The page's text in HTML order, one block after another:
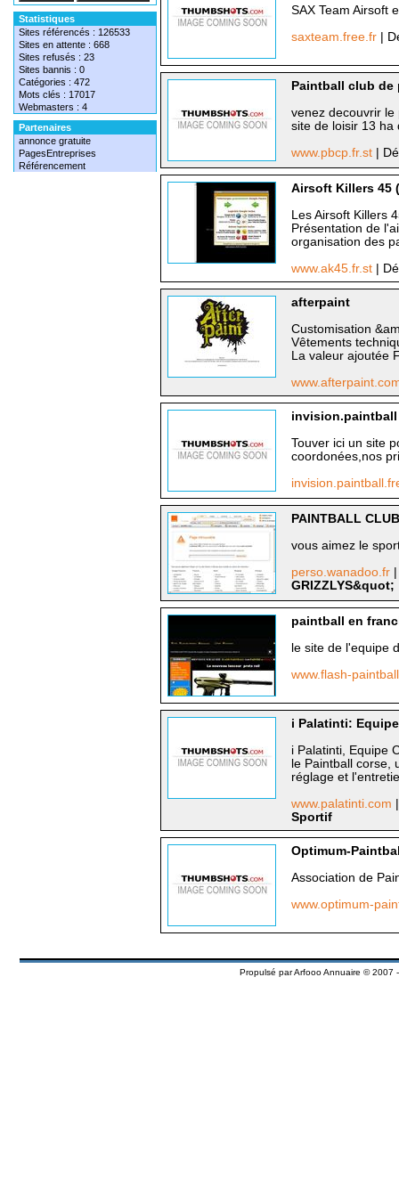
Statistiques
Sites référencés : 126533
Sites en attente : 668
Sites refusés : 23
Sites bannis : 0
Catégories : 472
Mots clés : 17017
Webmasters : 4
Partenaires
annonce gratuite
PagesEntreprises
Référencement
SAX Team Airsoft
saxteam.free.fr
|
Paintball club de
venez decouvrir le
site de loisir 13 ha
www.pbcp.fr.st
|
Airsoft Killers 45
Les Airsoft Killers
Présentation de
organisation des
www.ak45.fr.st
|
afterpaint
Customisation
Vêtements
La valeur ajoutée
invision.paintball
Touver ici un site
coordonées,nos
PAINTBALL
vous aimez le
perso.wanadoo.fr
GRIZZLYS&quot;
paintball en
le site de l'equipe
www.flash-
i Palatinti:
i Palatinti, Equipe
le Paintball corse,
réglage et
www.palatinti.com
Sportif
Optimum-
Association de
www.optimum-
Propulsé parArfooo Annuaire © 2007